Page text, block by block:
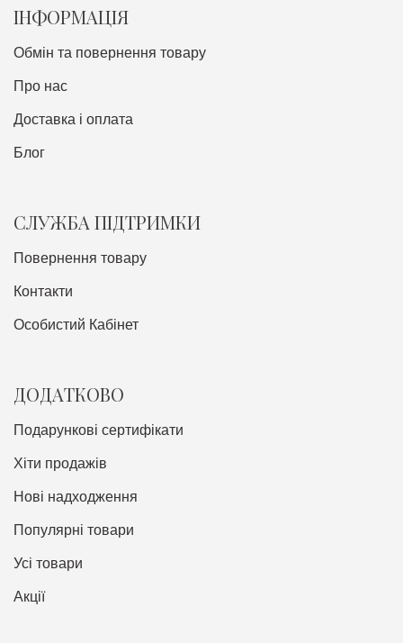
ІНФОРМАЦІЯ
Обмін та повернення товару
Про нас
Доставка i оплата
Блог
СЛУЖБА ПІДТРИМКИ
Повернення товару
Контакти
Особистий Кабінет
ДОДАТКОВО
Подарункові сертифікати
Хіти продажів
Нові надходження
Популярні товари
Усі товари
Акції